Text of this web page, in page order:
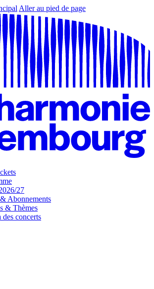
Aller au pied de page
27
Abonnements
& Thèmes
des concerts